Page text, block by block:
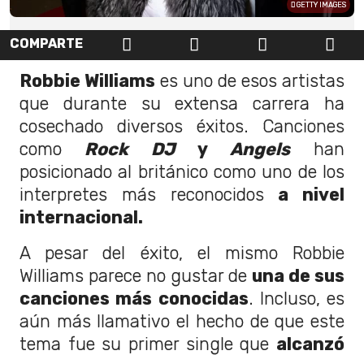
GETTY IMAGES
COMPARTE
Robbie Williams es uno de esos artistas
que durante su extensa carrera ha
cosechado diversos éxitos. Canciones
como
Rock DJy Angelshan
posicionado al británico como uno de los
interpretes más reconocidos a nivel
internacional.
A pesar del éxito, el mismo Robbie
Williams parece no gustar de una de sus
canciones más conocidas. Incluso, es
aún más llamativo el hecho de que este
tema fue su primer single que alcanzó